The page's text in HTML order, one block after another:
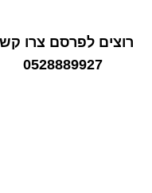
רוצים לפרסם צרו
0528889927